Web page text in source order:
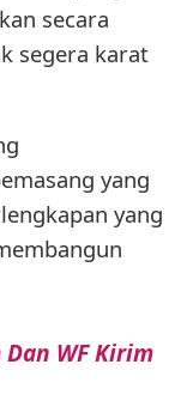
secara
segera karat
yang
yang
WF Kirim